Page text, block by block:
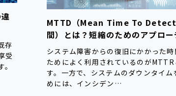
存
受
MTTD（Mean Time To
間）とは？短縮のためのアプロ
システム障害からの復旧にかかった時
ためによく利用されているのがMTTR
す。一方で、システムのダウンタイム
めには、インシデン…